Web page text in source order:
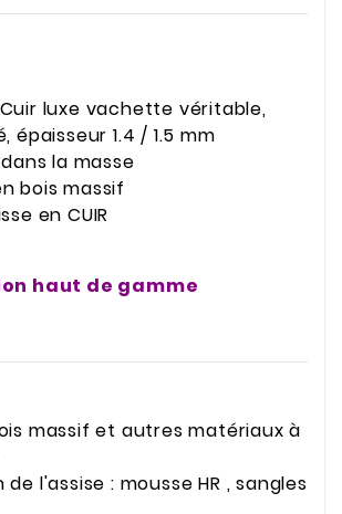
Cuir luxe vachette véritable,
épaisseur 1.4 / 1.5 mm
la masse
bois massif
en CUIR
haut de gamme
massif et autres matériaux à
l'assise : mousse HR , sangles